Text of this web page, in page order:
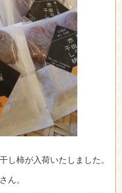
し柿が入荷いたしました。
ん。